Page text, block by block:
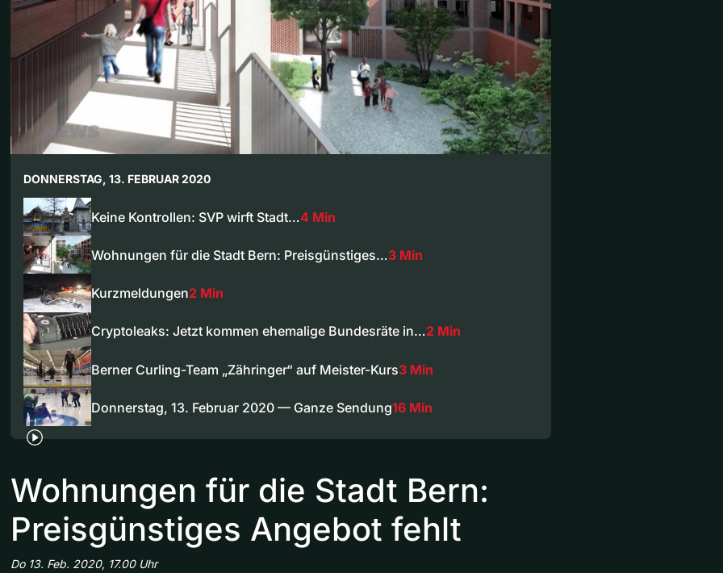
DONNERSTAG, 13. FEBRUAR 2020
Keine Kontrollen: SVP wirft Stadt…4 Min
Wohnungen für die Stadt Bern: Preisgünstiges…3 Min
Kurzmeldungen2 Min
Cryptoleaks: Jetzt kommen ehemalige Bundesräte in…2 Min
Berner Curling-Team „Zähringer“ auf Meister-Kurs3 Min
Donnerstag, 13. Februar 2020 — Ganze Sendung16 Min
Wohnungen für die Stadt Bern:
Preisgünstiges Angebot fehlt
Do 13. Feb. 2020, 17.00 Uhr